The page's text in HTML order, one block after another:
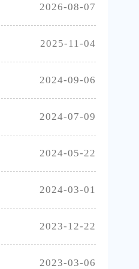
2026-08-07
2025-11-04
2024-09-06
2024-07-09
2024-05-22
2024-03-01
2023-12-22
2023-03-06